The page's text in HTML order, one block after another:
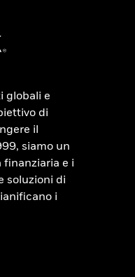
globali e
di
il
siamo un
e i
soluzioni di
i